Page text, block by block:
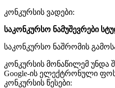
კონკურსის ვადები:
საკონკურსო ნამუშევრები
საკონკურსო ნაშრომის
კონკურსის მონაწილემ უნდა
Google-ის ელექტრონული
კონკურსის წესები: